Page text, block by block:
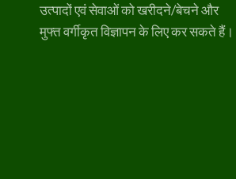
उत्पादों एवं सेवाओं को खरीदने/बेचने और
मुफ्त वर्गीकृत विज्ञापन के लिए कर सकते हैं।